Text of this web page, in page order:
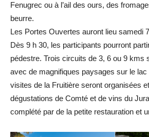
Fenugrec ou à l’ail des ours, des
beurre.
Les Portes Ouvertes auront lieu samedi
Dès 9 h 30, les participants pourront
pédestre. Trois circuits de 3, 6 ou 9 kms
avec de magnifiques paysages sur le lac
visites de la Fruitière seront organisées
dégustations de Comté et de vins du
complété par de la petite restauration et